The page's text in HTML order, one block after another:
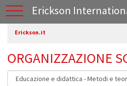
Erickson
Erickson.it
ORGANIZZAZIONE